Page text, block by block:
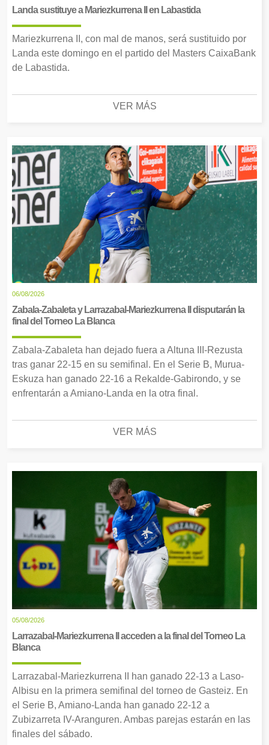
Landa sustituye a Mariezkurrena II en Labastida
Mariezkurrena II, con mal de manos, será sustituido por
Landa este domingo en el partido del Masters CaixaBank
de Labastida.
VER MÁS
06/08/2026
Zabala-Zabaleta y Larrazabal-Mariezkurrena II disputarán la
final del Torneo La Blanca
Zabala-Zabaleta han dejado fuera a Altuna III-Rezusta
tras ganar 22-15 en su semifinal. En el Serie B, Murua-
Eskuza han ganado 22-16 a Rekalde-Gabirondo, y se
enfrentarán a Amiano-Landa en la otra final.
VER MÁS
05/08/2026
Larrazabal-Mariezkurrena II acceden a la final del Torneo La
Blanca
Larrazabal-Mariezkurrena II han ganado 22-13 a Laso-
Albisu en la primera semifinal del torneo de Gasteiz. En
el Serie B, Amiano-Landa han ganado 22-12 a
Zubizarreta IV-Aranguren. Ambas parejas estarán en las
finales del sábado.